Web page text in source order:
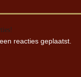
reacties geplaatst.